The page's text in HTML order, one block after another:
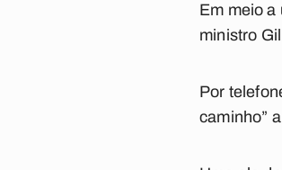
Em meio a
ministro
Por
caminho”